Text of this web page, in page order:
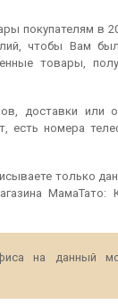
покупателям в
чтобы Вам
товары,
доставки или
есть номера
только
МамаТато:
на данный